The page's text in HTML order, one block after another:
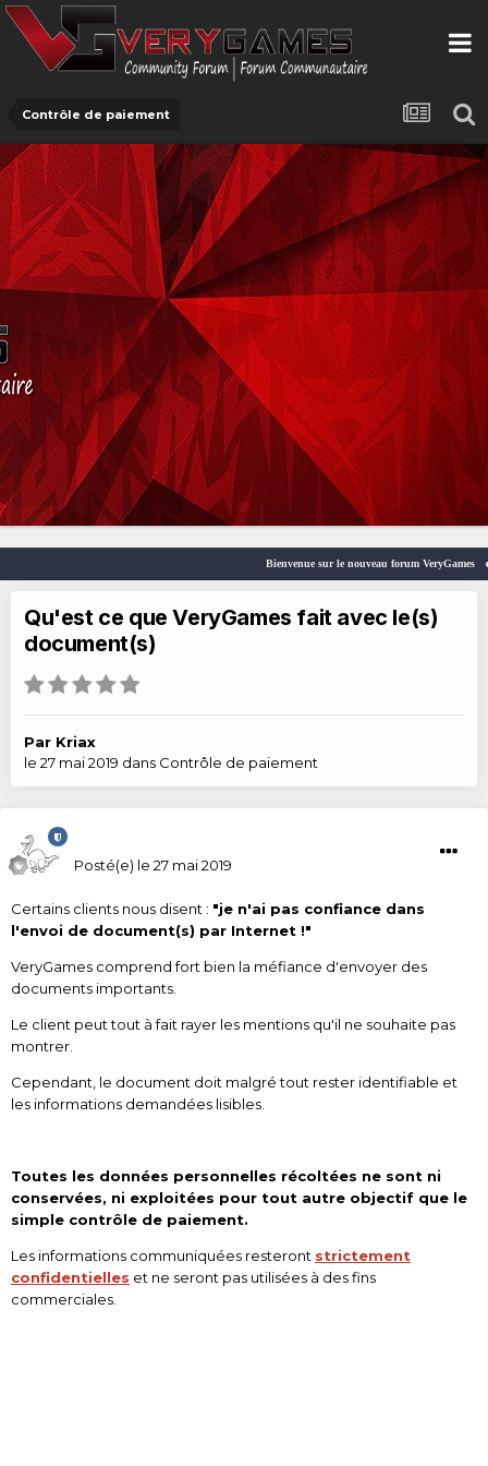
Contrôle de paiement
Bienvenue sur le nouveau forum VeryGames
Qu'est ce que VeryGames fait avec le(s)
document(s)
Par Kriax
le 27 mai 2019 dans Contrôle de paiement
Posté(e) le 27 mai 2019
Certains clients nous disent : "je n'ai pas confiance dans
l'envoi de document(s) par Internet !"
VeryGames comprend fort bien la méfiance d'envoyer des
documents importants.
Le client peut tout à fait rayer les mentions qu'il ne souhaite pas
montrer.
Cependant, le document doit malgré tout rester identifiable et
les informations demandées lisibles.
Toutes les données personnelles récoltées ne sont ni
conservées, ni exploitées pour tout autre objectif que le
simple contrôle de paiement.
Les informations communiquées resteront strictement
confidentielles et ne seront pas utilisées à des fins
commerciales.